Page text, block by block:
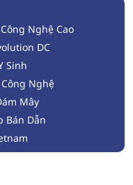
Nghệ Cao
DC
Sinh
Nghệ
Mây
Bán Dẫn